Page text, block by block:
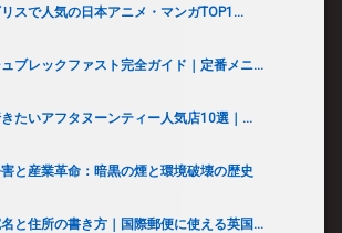
リスで人気の日本アニメ・マンガTOP1...
ブレックファスト完全ガイド｜定番メニ...
たいアフタヌーンティー人気店10選｜...
と産業革命：暗黒の煙と環境破壊の歴史
と住所の書き方｜国際郵便に使える英国...